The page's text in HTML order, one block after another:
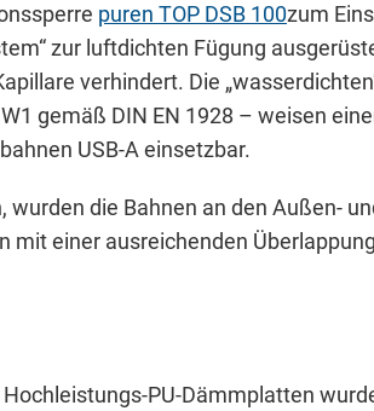
puren TOP DSB 100zum
zur luftdichten Fügung
verhindert. Die
gemäß DIN EN 1928 – weisen
USB-A einsetzbar.
die Bahnen an den Außen-
mit einer ausreichenden Überlappung
PU-Dämmplatten